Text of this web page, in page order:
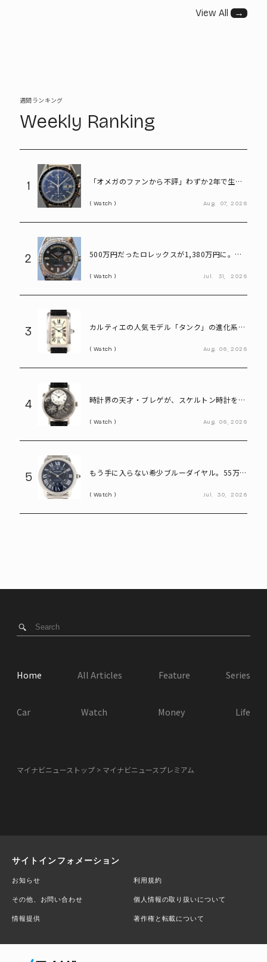
View All →
週間ランキング
Weekly Ranking
1
「オメガのファンから不評」わずか2年で生産
ピードマスター”とは
Watch Aug. 07, 2026
2
500万円だったロレックスが1,380万円に。プ
Watch Jul. 31, 2026
3
カルティエの人気モデル「タンク」の進化系。
WG」
Watch Aug. 06, 2026
4
時計界の天才・ブレゲが、スケルトン時計を贈
Watch Aug. 06, 2026
5
もう手に入らない希少ブルーダイヤル。55万円
Watch Jul. 30, 2026
Home All Articles Feature Series
Car Watch Money Life
マイナビニューストップ マイナビニュースプレミアム
サイトインフォメーション
お知らせ 利用規約
その他、お問い合わせ 個人情報の取り扱いについて
情報提供 著作権と転載について